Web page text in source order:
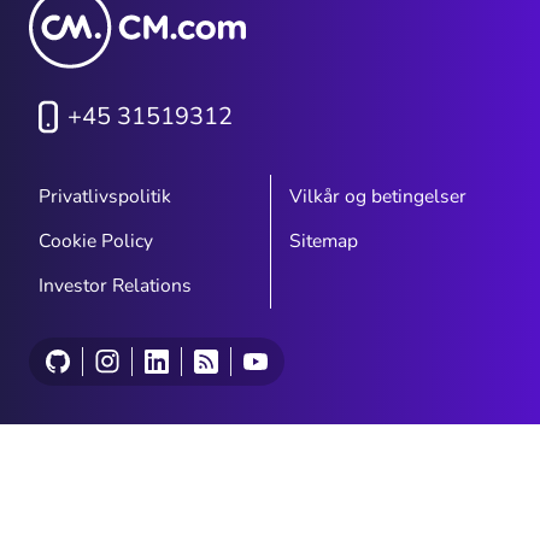
+45 31519312
Privatlivspolitik
Vilkår og betingelser
Cookie Policy
Sitemap
Investor Relations